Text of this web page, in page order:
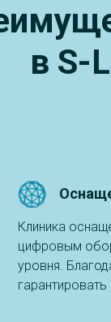
в S-
Клиника
цифровым
уровня.